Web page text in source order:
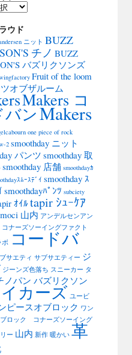
ウド
ニット BUZZ
チノ BUZZ
バズリクソンズ
Fruit of the loom
オブザルーム
Makers コ
バンMakers
one piece of rock
2 smoothday ニット
パンツsmoothday 取
smoothday 店舗 smoothdayｶ
ｽﾑｰｽﾃﾞｲ smoothday ｽ
smoothdayﾊﾟﾝﾂ subciety
ｵｲﾙtapir ｼｭｰｹｱ
山内 アンデルセンアン
コナーズソーイングファクト
ボ コードバ
サエティ サブサエティー ジ
ジーンズ色落ち スニーカー タ
ノパン バズリクソン
カーズ ユービ
ピースオブロック ワン
ブロック コナーズソーイング
ー 山内 新作 暖かい 革